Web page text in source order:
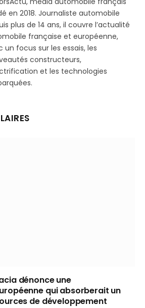
en 2018. Journaliste automobile
plus de 14 ans, il couvre l’actualité
française et européenne,
un focus sur les essais, les
constructeurs,
et les technologies
dénonce une
qui absorberait un
de développement